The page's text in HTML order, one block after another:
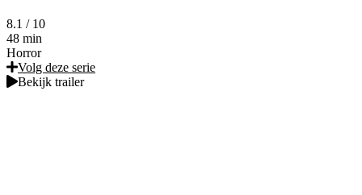
8.1 / 10
48 min
Horror
Volg deze serie
Bekijk trailer